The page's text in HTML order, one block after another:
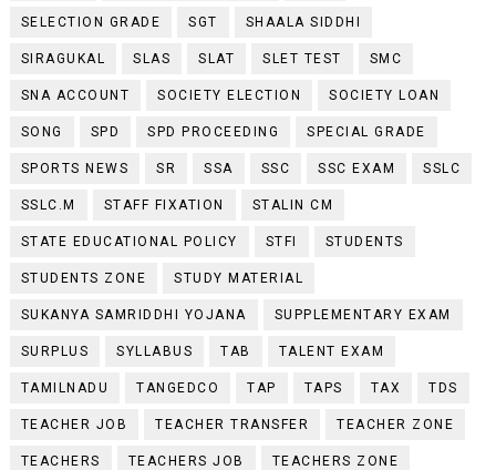
SELECTION GRADE SGT SHAALA SIDDHI
SIRAGUKAL SLAS SLAT SLET TEST SMC
SNA ACCOUNT SOCIETY ELECTION SOCIETY LOAN
SONG SPD SPD PROCEEDING SPECIAL GRADE
SPORTS NEWS SR SSA SSC SSC EXAM SSLC
SSLC.M STAFF FIXATION STALIN CM
STATE EDUCATIONAL POLICY STFI STUDENTS
STUDENTS ZONE STUDY MATERIAL
SUKANYA SAMRIDDHI YOJANA SUPPLEMENTARY EXAM
SURPLUS SYLLABUS TAB TALENT EXAM
TAMILNADU TANGEDCO TAP TAPS TAX TDS
TEACHER JOB TEACHER TRANSFER TEACHER ZONE
TEACHERS TEACHERS JOB TEACHERS ZONE